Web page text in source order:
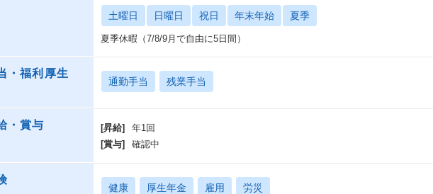
土曜日 日曜日 祝日 年末年始 夏季
夏季休暇（7/8/9月で自由に5日間）
・福利厚生
通勤手当 残業手当
・賞与 [昇給]
年1回
[賞与]
確認中
健康 厚生年金 雇用 労災